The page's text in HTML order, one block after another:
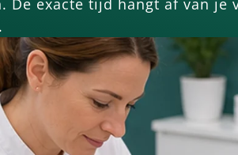
De exacte tijd hangt af van je